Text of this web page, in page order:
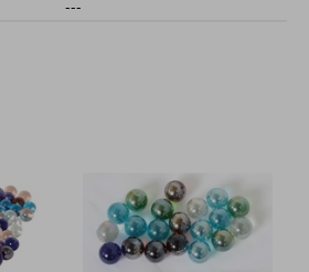
---